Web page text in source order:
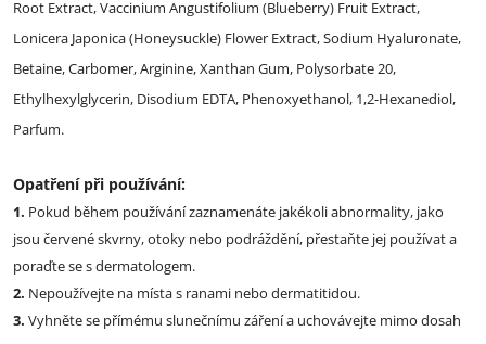
Root Extract, Vaccinium Angustifolium (Blueberry) Fruit Extract,
Lonicera Japonica (Honeysuckle) Flower Extract, Sodium Hyaluronate,
Betaine, Carbomer, Arginine, Xanthan Gum, Polysorbate 20,
Ethylhexylglycerin, Disodium EDTA, Phenoxyethanol, 1,2-Hexanediol,
Parfum.
Opatření při používání:
1. Pokud během používání zaznamenáte jakékoli abnormality, jako
jsou červené skvrny, otoky nebo podráždění, přestaňte jej používat a
poraďte se s dermatologem.
2. Nepoužívejte na místa s ranami nebo dermatitidou.
3. Vyhněte se přímému slunečnímu záření a uchovávejte mimo dosah